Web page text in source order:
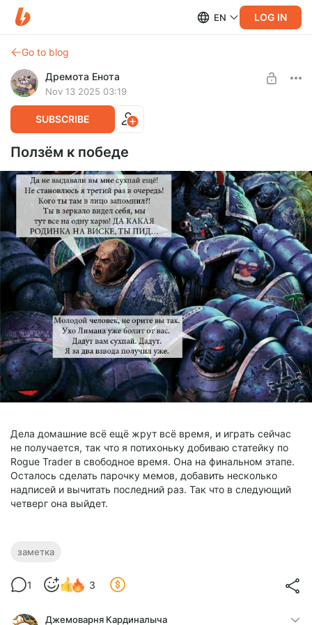
EN LOG IN
Go to blog
Дремота Енота
Nov 13 2025 03:19
SUBSCRIBE
Ползём к победе
Дела домашние всё ещё жрут всё время, и играть сейчас
не получается, так что я потихоньку добиваю статейку по
Rogue Trader в свободное время. Она на финальном этапе.
Осталось сделать парочку мемов, добавить несколько
надписей и вычитать последний раз. Так что в следующий
четверг она выйдет.
заметка
1 3
Джемоварня Кардиналыча